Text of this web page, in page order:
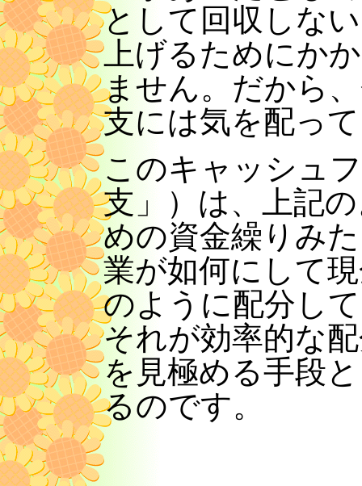
として回収しな
上げるためにか
ません。だから
支には気を配っ
このキャッシュ
支」）は、上記
めの資金繰りみ
業が如何にして
のように配分し
それが効率的な
を見極める手段
るのです。